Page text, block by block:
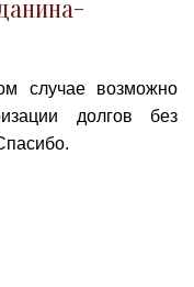
случае возможно
долгов без